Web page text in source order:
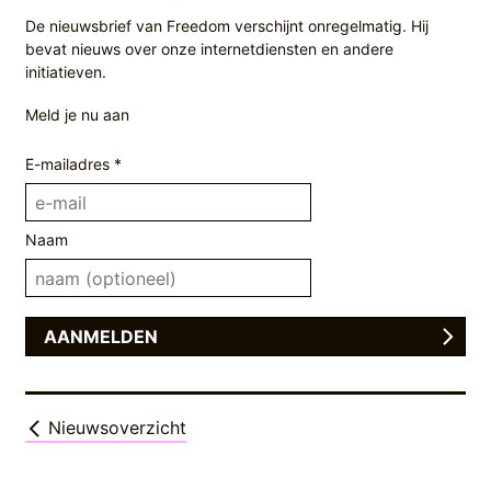
De nieuwsbrief van Freedom verschijnt onregelmatig. Hij
bevat nieuws over onze internetdiensten en andere
initiatieven.
Meld je nu aan
E-mailadres *
Naam
Nieuwsoverzicht